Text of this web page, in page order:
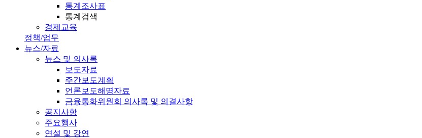
통계조사표
통계검색
경제교육
정책/업무
뉴스/자료
뉴스 및 의사록
보도자료
주간보도계획
언론보도해명자료
금융통화위원회 의사록 및 의결사항
공지사항
주요행사
연설 및 강연